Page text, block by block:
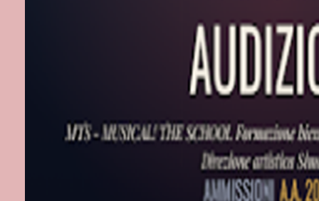
di tutti i tipi,
selvatici e
con lo
pubblico di
copertina
Prodotto dal
Cameron
dalla Società
A.L.Webber,
Useful